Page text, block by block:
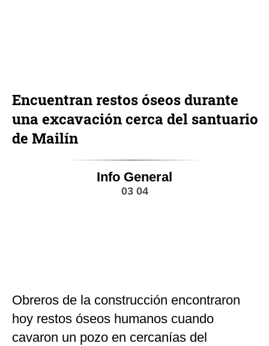
Encuentran restos óseos durante
una excavación cerca del santuario
de Mailín
Info General
03 04
Obreros de la construcción encontraron
hoy restos óseos humanos cuando
cavaron un pozo en cercanías del